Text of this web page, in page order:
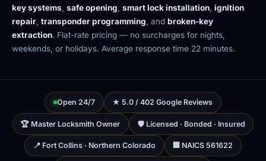
key systems safe opening smart lock installation ignition
repair transponder programming , and broken-key
extraction. Flat-rate pricing — no surcharges for nights,
weekends, or holidays. Average response time 22 minutes.
Open 24/7 ★ 5.0 / 402 Google Reviews
🏆 Master Locksmith Owner 🛡 Licensed · Bonded · Insured
📍 Fort Collins · Northern Colorado 🏢 NAICS 561622